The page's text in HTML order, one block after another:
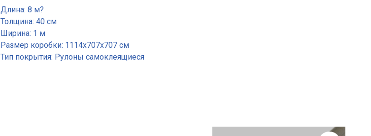
Длина: 8 м?
Толщина: 40 см
Ширина: 1 м
Размер коробки: 1114х707х707 см
Тип покрытия: Рулоны самоклеящиеся